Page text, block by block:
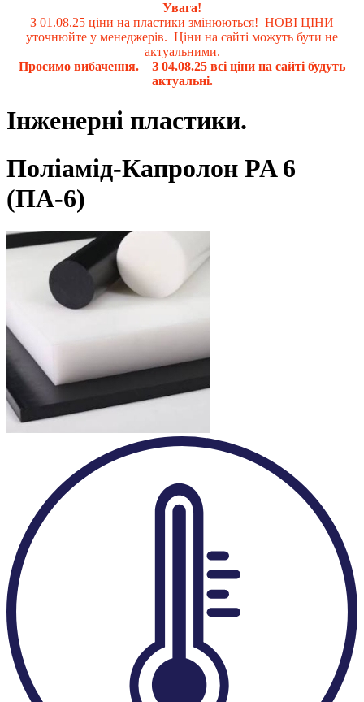
Увага!
З 01.08.25 ціни на пластики змінюються! НОВІ ЦІНИ
уточнюйте у менеджерів. Ціни на сайті можуть бути не
актуальними.
Просимо вибачення. З 04.08.25 всі ціни на сайті будуть
актуальні.
Інженерні пластики.
Поліамід-Капролон PA 6
(ПА-6)